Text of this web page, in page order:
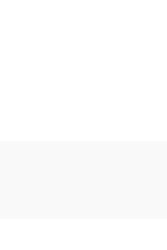
容度“极高”，
面的不足，表